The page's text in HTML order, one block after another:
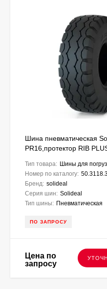
Шина пневматическая
PR16,протектор RIB
Тип товара: Шины для
Номер по каталогу:
Бренд: solideal
Серия шин: Solideal
Тип шины: Пневматическая
ПО ЗАПРОСУ
Цена по
запросу